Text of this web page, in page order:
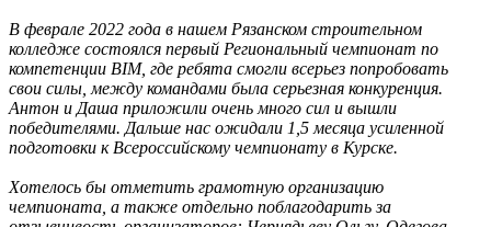
В феврале 2022 года в нашем Рязанском строительном
колледже состоялся первый Региональный чемпионат по
компетенции BIM, где ребята смогли всерьез попробовать
свои силы, между командами была серьезная конкуренция.
Антон и Даша приложили очень много сил и вышли
победителями. Дальше нас ожидали 1,5 месяца усиленной
подготовки к Всероссийскому чемпионату в Курске.
Хотелось бы отметить грамотную организацию
чемпионата, а также отдельно поблагодарить за